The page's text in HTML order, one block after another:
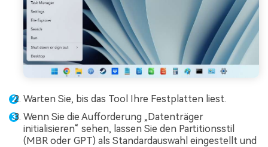
Warten Sie, bis das Tool Ihre Festplatten liest.
Wenn Sie die Aufforderung „Datenträger
initialisieren“ sehen, lassen Sie den Partitionsstil
(MBR oder GPT) als Standardauswahl eingestellt und